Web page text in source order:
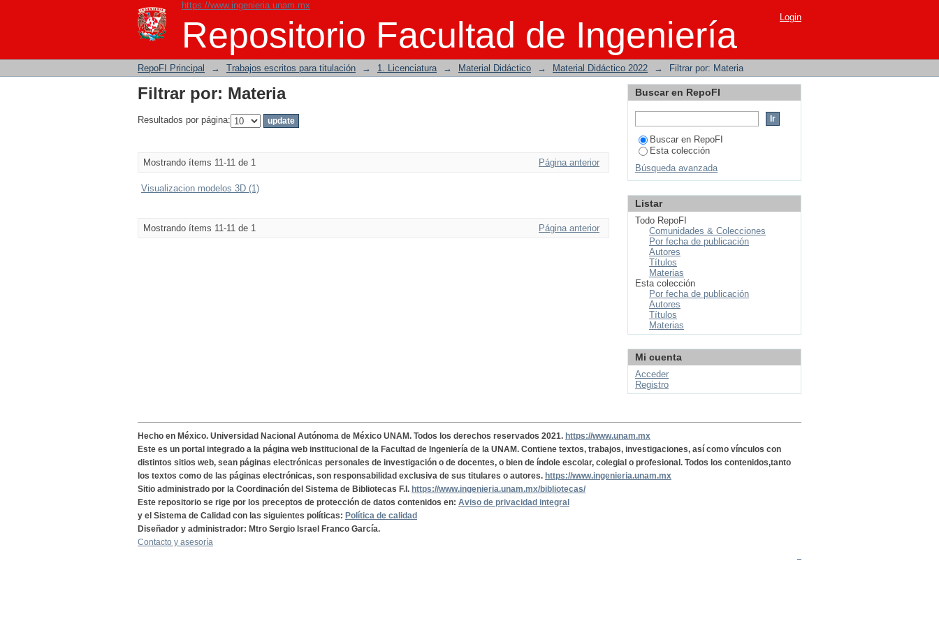
https://www.ingenieria.unam.mx
Repositorio Facultad de Ingeniería
Filtrar por: Materia Login
RepoFI Principal → Trabajos escritos para titulación → 1. Licenciatura → Material Didáctico → Material Didáctico 2022 → Filtrar por: Materia
Filtrar por: Materia
Resultados por página:
Mostrando ítems 11-11 de 1 Página anterior
Visualizacion modelos 3D (1)
Mostrando ítems 11-11 de 1 Página anterior
Buscar en RepoFI
Buscar en RepoFI
Esta colección
Búsqueda avanzada
Listar
Todo RepoFI
Comunidades & Colecciones
Por fecha de publicación
Autores
Títulos
Materias
Esta colección
Por fecha de publicación
Autores
Títulos
Materias
Mi cuenta
Acceder
Registro
Hecho en México. Universidad Nacional Autónoma de México UNAM. Todos los derechos reservados 2021. https://www.unam.mx
Este es un portal integrado a la página web institucional de la Facultad de Ingeniería de la UNAM. Contiene textos, trabajos, investigaciones, así como vínculos con
distintos sitios web, sean páginas electrónicas personales de investigación o de docentes, o bien de índole escolar, colegial o profesional. Todos los contenidos,tanto
los textos como de las páginas electrónicas, son responsabilidad exclusiva de sus titulares o autores. https://www.ingenieria.unam.mx
Sitio administrado por la Coordinación del Sistema de Bibliotecas F.I. https://www.ingenieria.unam.mx/bibliotecas/
Este repositorio se rige por los preceptos de protección de datos contenidos en: Aviso de privacidad integral
y el Sistema de Calidad con las siguientes políticas: Política de calidad
Diseñador y administrador: Mtro Sergio Israel Franco García.
Contacto y asesoría